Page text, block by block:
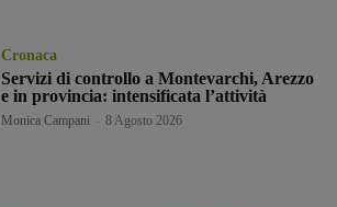
Cronaca
Servizi di controllo a Montevarchi, Arezzo
e in provincia: intensificata l’attività
Monica Campani 8 Agosto 2026